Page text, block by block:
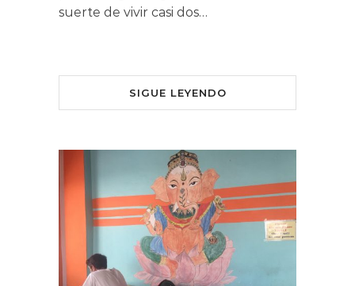
suerte de vivir casi dos…
SIGUE LEYENDO